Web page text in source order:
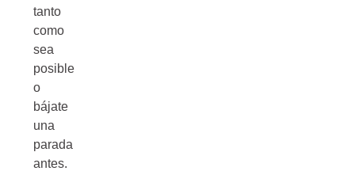
tanto
como
sea
posible
o
bájate
una
parada
antes.